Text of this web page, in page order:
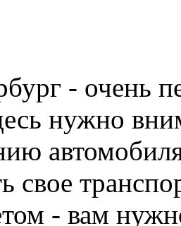
- очень
нужно
свое
- вам